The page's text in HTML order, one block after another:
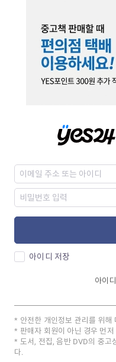
아이디 저장
아이
안전한 개인정보 관리를 위해
판매자 회원이 아닌 경우 먼
도서, 전집, 음반 DVD의 중고
다.